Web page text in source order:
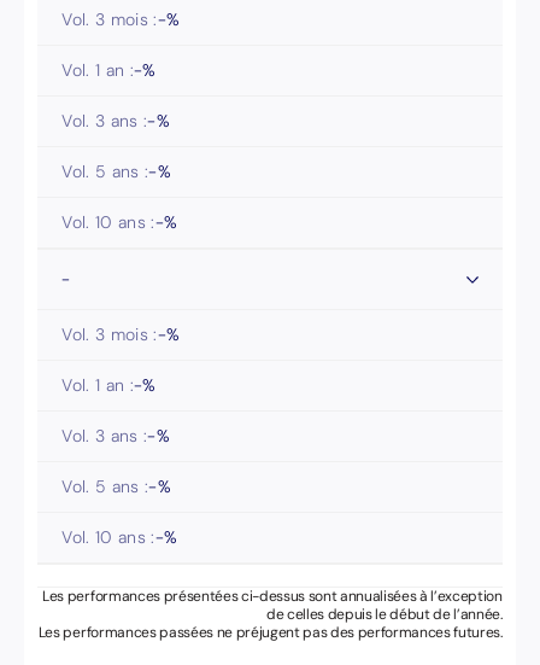
Vol. 3 mois :-%
Vol. 1 an :-%
Vol. 3 ans :-%
Vol. 5 ans :-%
Vol. 10 ans :-%
-
Vol. 3 mois :-%
Vol. 1 an :-%
Vol. 3 ans :-%
Vol. 5 ans :-%
Vol. 10 ans :-%
Les performances présentées ci-dessus sont annualisées à l’exception
de celles depuis le début de l’année.
Les performances passées ne préjugent pas des performances futures.